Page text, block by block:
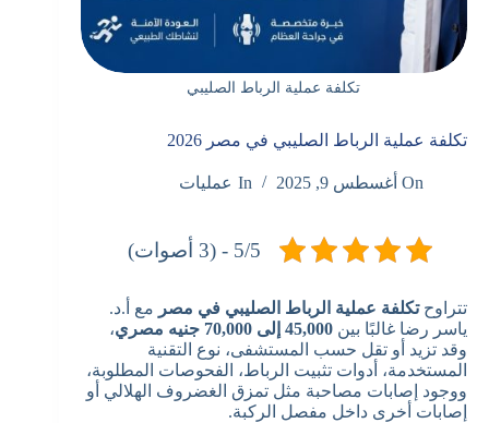
تكلفة عملية الرباط الصليبي
تكلفة عملية الرباط الصليبي في مصر 2026
On أغسطس 9, 2025 In عمليات
5/5 - (3 أصوات)
تتراوحتكلفة عملية الرباط الصليبي في مصر مع أ.د.
ياسر رضا غالبًا بين 45,000 إلى 70,000 جنيه مصري
،
وقد تزيد أو تقل حسب المستشفى، نوع التقنية
المستخدمة، أدوات تثبيت الرباط، الفحوصات المطلوبة،
ووجود إصابات مصاحبة مثل تمزق الغضروف الهلالي أو
إصابات أخرى داخل مفصل الركبة.